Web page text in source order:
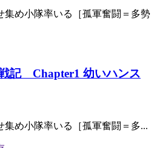
集め小隊率いる［孤軍奮闘＝多勢
記 Chapter1 幼いハンス
集め小隊率いる［孤軍奮闘＝多...